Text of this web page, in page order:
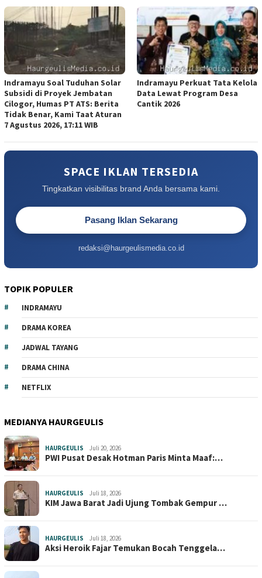
Indramayu Soal Tuduhan Solar
Subsidi di Proyek Jembatan
Cilogor, Humas PT ATS: Berita
Tidak Benar, Kami Taat Aturan
7 Agustus 2026, 17:11 WIB
Indramayu Perkuat Tata Kelola
Data Lewat Program Desa
Cantik 2026
SPACE IKLAN TERSEDIA
Tingkatkan visibilitas brand Anda bersama kami.
Pasang Iklan Sekarang
redaksi@haurgeulismedia.co.id
TOPIK POPULER
INDRAMAYU
DRAMA KOREA
JADWAL TAYANG
DRAMA CHINA
NETFLIX
MEDIANYA HAURGEULIS
HAURGEULIS Juli 20, 2026
PWI Pusat Desak Hotman Paris Minta Maaf:…
HAURGEULIS Juli 18, 2026
KIM Jawa Barat Jadi Ujung Tombak Gempur …
HAURGEULIS Juli 18, 2026
Aksi Heroik Fajar Temukan Bocah Tenggela…